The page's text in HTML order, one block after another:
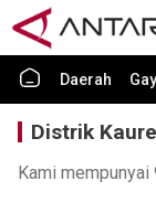
Daerah
Distrik
Kami